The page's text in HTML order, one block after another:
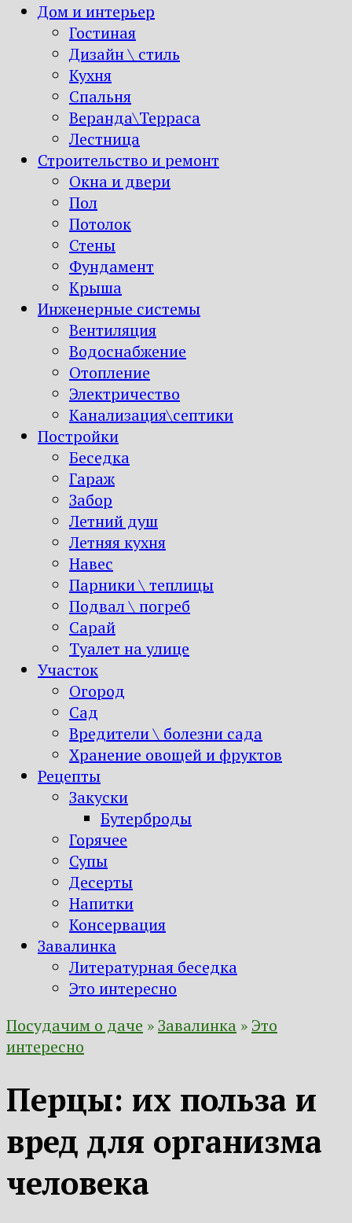
Дом и интерьер
Гостиная
Дизайн \ стиль
Кухня
Спальня
Веранда\Терраса
Лестница
Строительство и ремонт
Окна и двери
Пол
Потолок
Стены
Фундамент
Крыша
Инженерные системы
Вентиляция
Водоснабжение
Отопление
Электричество
Канализация\септики
Постройки
Беседка
Гараж
Забор
Летний душ
Летняя кухня
Навес
Парники \ теплицы
Подвал \ погреб
Сарай
Туалет на улице
Участок
Огород
Сад
Вредители \ болезни сада
Хранение овощей и фруктов
Рецепты
Закуски
Бутерброды
Горячее
Супы
Десерты
Напитки
Консервация
Завалинка
Литературная беседка
Это интересно
Посудачим о даче »Завалинка » Это
интересно
Перцы: их польза и
вред для организма
человека